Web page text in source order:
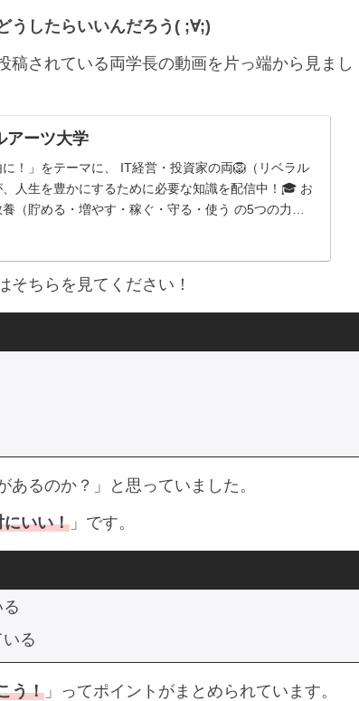
うしたらいいんだろう( ;∀;)
稿されている両学長の動画を片っ端から見まし
アーツ大学
に！」をテーマに、 IT経営・投資家の両🦁（リベラル
人生を豊かにするために必要な知識を配信中！🎓 お
（貯める・増やす・稼ぐ・守る・使う の5つの力）
そちらを見てください！
るのか？」と思っていました。
にいい！ 」です。
る
う！ 」ってポイントがまとめられています。